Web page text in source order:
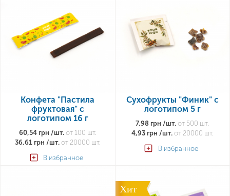
Конфета "Пастила
фруктовая" с
логотипом 16 г
60,54 грн /шт.от 100 шт.
36,61 грн /шт.от 20000 шт.
В избранное
Сухофрукты "Финик" с
логотипом 5 г
7,98 грн /шт. от 500 шт.
4,93 грн /шт.от 20000 шт.
В избранное
Хит